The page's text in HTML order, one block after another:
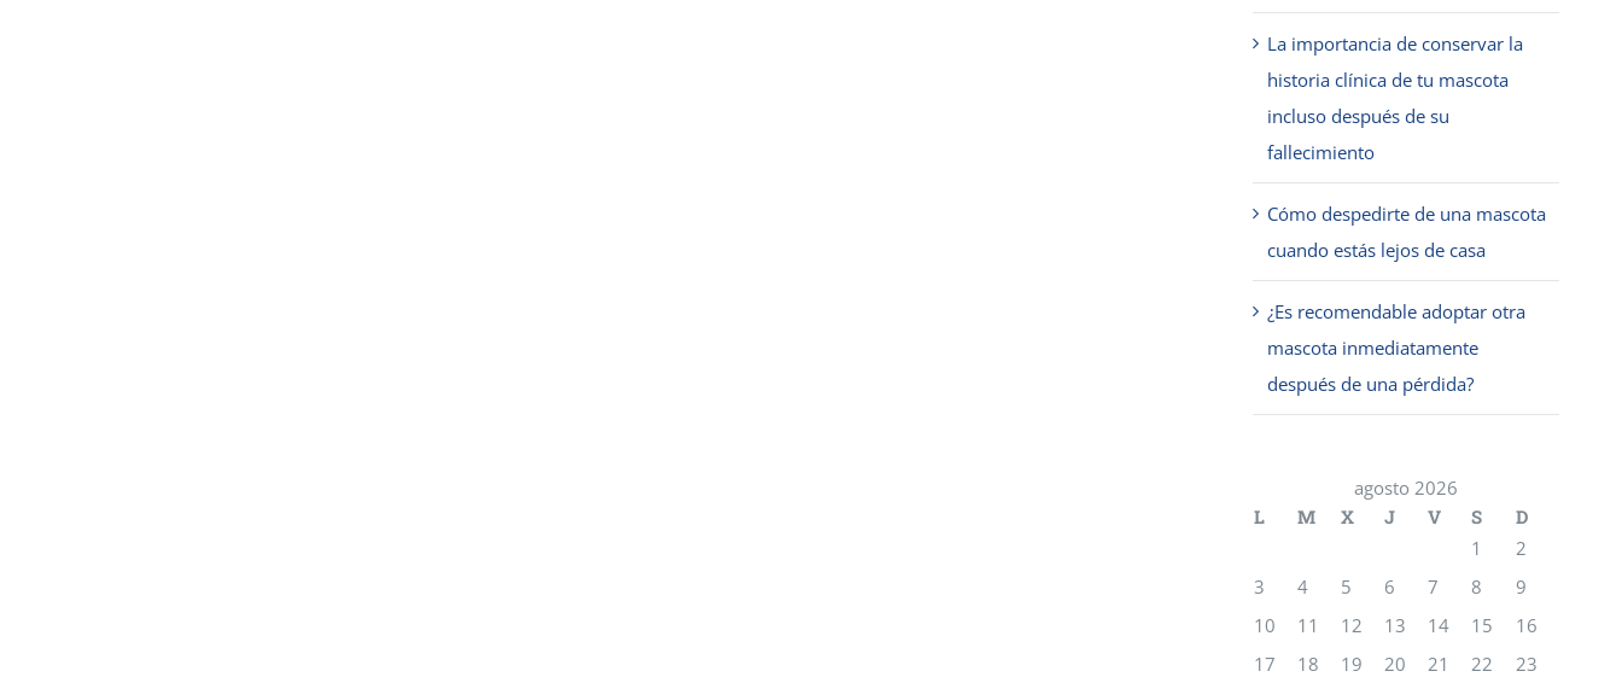
La importancia de conservar la
historia clínica de tu mascota
incluso después de su
fallecimiento
Cómo despedirte de una mascota
cuando estás lejos de casa
¿Es recomendable adoptar otra
mascota inmediatamente
después de una pérdida?
agosto 2026
L
M X J V S
D
1
2
3
4 5 6 7 8
9
10
11 12 13 14 15
16
17
18 19 20 21 22
23